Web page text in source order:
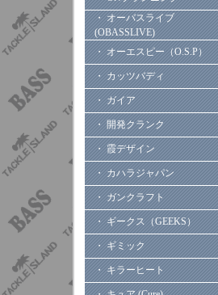
・ オーバスライブ
(OBASSLIVE)
・ オーエスピー（O.S.P）
・ カッツバディ
・ ガイア
・ 開発クランク
・ 霞デザイン
・ カハラジャパン
・ ガンクラフト
・ ギークス（GEEKS）
・ ギミック
・ キラーヒート